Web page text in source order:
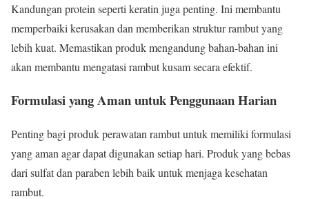
Kandungan protein seperti keratin juga penting. Ini membantu
memperbaiki kerusakan dan memberikan struktur rambut yang
lebih kuat. Memastikan produk mengandung bahan-bahan ini
akan membantu mengatasi rambut kusam secara efektif.
Formulasi yang Aman untuk Penggunaan Harian
Penting bagi produk perawatan rambut untuk memiliki formulasi
yang aman agar dapat digunakan setiap hari. Produk yang bebas
dari sulfat dan paraben lebih baik untuk menjaga kesehatan
rambut.